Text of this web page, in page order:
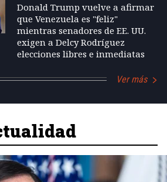
Donald Trump vuelve a afirmar
que Venezuela es "feliz"
mientras senadores de EE. UU.
exigen a Delcy Rodríguez
elecciones libres e inmediatas
Ver más